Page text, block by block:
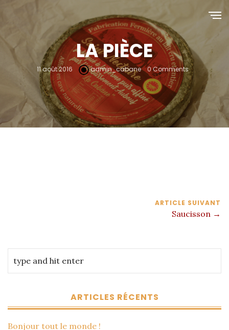
LA PIÈCE
11 août 2016 admin_cabane 0 Comments
ARTICLE SUIVANT
Saucisson →
ARTICLES RÉCENTS
Bonjour tout le monde !